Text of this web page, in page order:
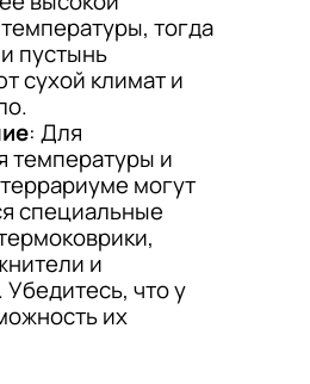
тогда
пустынь
сухой климат и
: Для
температуры и
могут
специальные
и
что у
их